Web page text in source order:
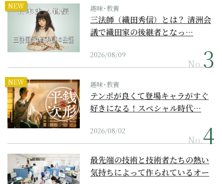
NEW 趣味･教養
三法師（織田秀信）とは？ 清洲会
議で織田家の後継者となっ…
2026/08/09
No.
NEW 趣味･教養
テンポが良くて登場キャラがすぐ
好きになる！スペシャル時代…
2026/08/02
No.
最先端の技術と技術者たちの熱い
気持ちによって作られているオー